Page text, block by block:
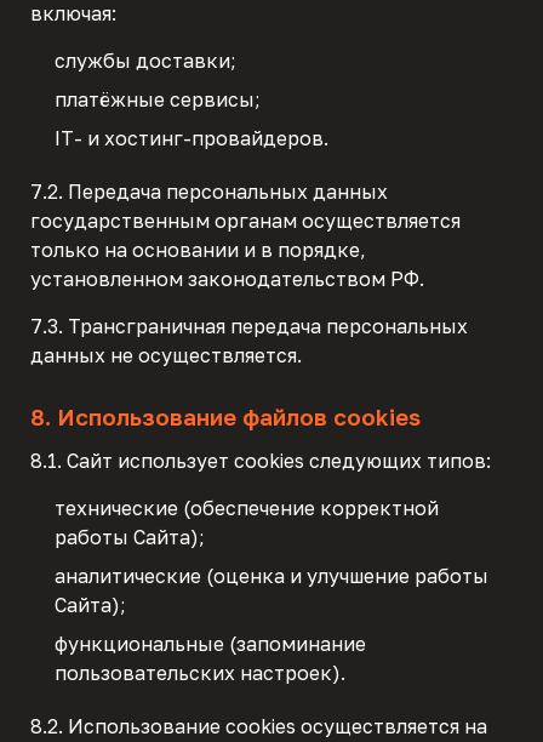
включая:
службы доставки;
платёжные сервисы;
IT- и хостинг-провайдеров.
7.2. Передача персональных данных
государственным органам осуществляется
только на основании и в порядке,
установленном законодательством РФ.
7.3. Трансграничная передача персональных
данных не осуществляется.
8. Использование файлов cookies
8.1. Сайт использует cookies следующих типов:
технические (обеспечение корректной
работы Сайта);
аналитические (оценка и улучшение работы
Сайта);
функциональные (запоминание
пользовательских настроек).
8.2. Использование cookies осуществляется на